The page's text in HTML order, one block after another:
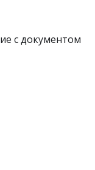
с документом